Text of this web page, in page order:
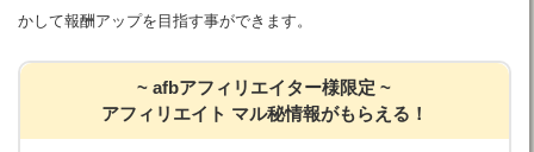
かして報酬アップを目指す事ができます。
~ afbアフィリエイター様限定 ~
アフィリエイト マル秘情報がもらえる！